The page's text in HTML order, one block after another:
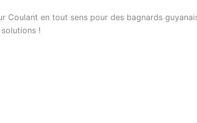
Coulant en tout sens pour des bagnards
!